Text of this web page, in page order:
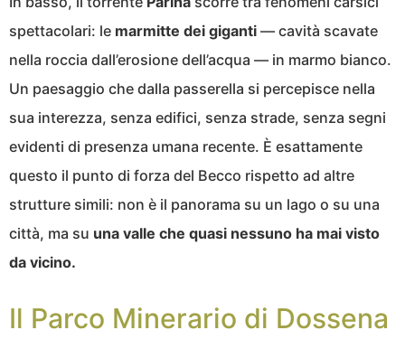
spettacolari: le marmitte dei giganti — cavità scavate
nella roccia dall’erosione dell’acqua — in marmo bianco.
Un paesaggio che dalla passerella si percepisce nella
sua interezza, senza edifici, senza strade, senza segni
evidenti di presenza umana recente. È esattamente
questo il punto di forza del Becco rispetto ad altre
strutture simili: non è il panorama su un lago o su una
città, ma su una valle che quasi nessuno ha mai visto
da vicino.
Il Parco Minerario di Dossena